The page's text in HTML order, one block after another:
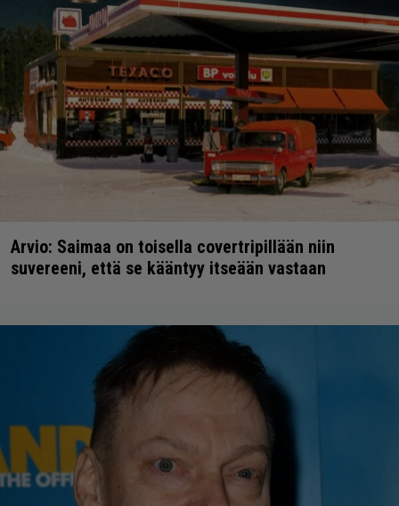
Arvio: Saimaa on toisella covertripillään niin
suvereeni, että se kääntyy itseään vastaan